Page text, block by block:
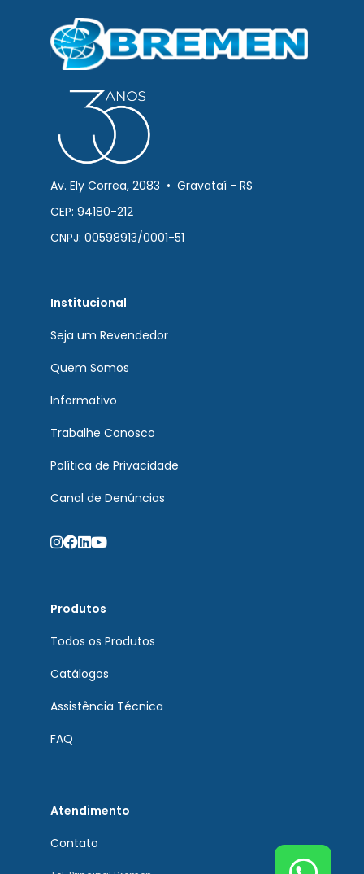
Av. Ely Correa, 2083 • Gravataí - RS
CEP: 94180-212
CNPJ: 00598913/0001-51
Institucional
Seja um Revendedor
Quem Somos
Informativo
Trabalhe Conosco
Política de Privacidade
Canal de Denúncias
Produtos
Todos os Produtos
Catálogos
Assistência Técnica
FAQ
Atendimento
Contato